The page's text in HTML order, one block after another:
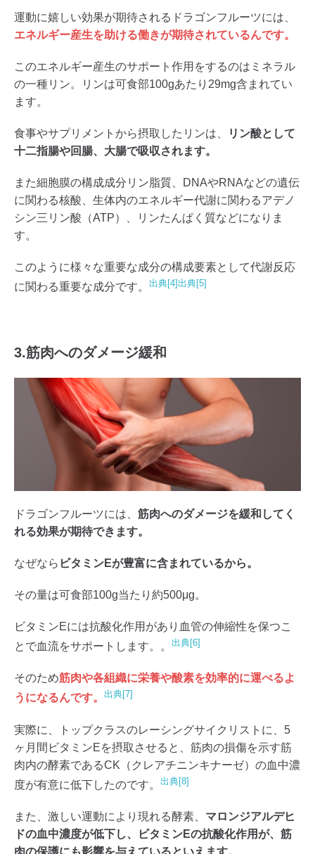
運動に嬉しい効果が期待されるドラゴンフルーツには、
エネルギー産生を助ける働きが期待されているんです。
このエネルギー産生のサポート作用をするのはミネラル
の一種リン。リンは可食部100gあたり29mg含まれてい
ます。
食事やサプリメントから摂取したリンは、
リン酸として
十二指腸や回腸、大腸で吸収されます。
また細胞膜の構成成分リン脂質、DNAやRNAなどの遺伝
に関わる核酸、生体内のエネルギー代謝に関わるアデノ
シン三リン酸（ATP）、リンたんぱく質などになりま
す。
このように様々な重要な成分の構成要素として代謝反応
に関わる重要な成分です。 出典[4]出典[5]
3.筋肉へのダメージ緩和
ドラゴンフルーツには、 筋肉へのダメージを緩和してく
れる効果が期待できます。
なぜなら ビタミンEが豊富に含まれているから。
その量は可食部100g当たり約500μg。
ビタミンEには抗酸化作用があり血管の伸縮性を保つこ
とで血流をサポートします。。 出典[6]
そのため筋肉や各組織に栄養や酸素を効率的に運べるよ
うになるんです。 出典[7]
実際に、トップクラスのレーシングサイクリストに、5
ヶ月間ビタミンEを摂取させると、筋肉の損傷を示す筋
肉内の酵素であるCK（クレアチニンキナーゼ）の血中濃
度が有意に低下したのです。 出典[8]
また、激しい運動により現れる酵素、 マロンジアルデヒ
ドの血中濃度が低下し、ビタミンEの抗酸化作用が、筋
肉の保護にも影響を与えているといえます。